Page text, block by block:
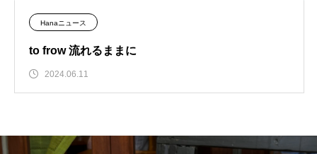
Hanaニュース
to frow 流れるままに
2024.06.11